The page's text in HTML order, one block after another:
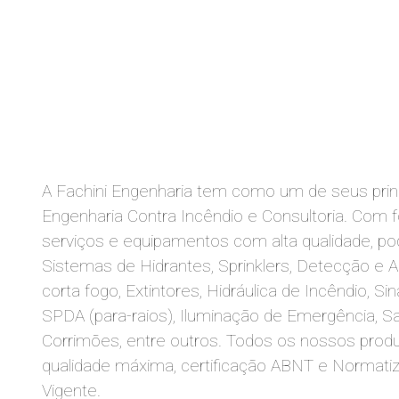
A Fachini Engenharia tem como um de seus
Engenharia Contra Incêndio e Consultoria.
serviços e equipamentos com alta qualidade,
Sistemas de Hidrantes, Sprinklers, Detecção e
corta fogo, Extintores, Hidráulica de Incêndio,
SPDA (para-raios), Iluminação de Emergência,
Corrimões, entre outros. Todos os nossos
qualidade máxima, certificação ABNT e
Vigente.